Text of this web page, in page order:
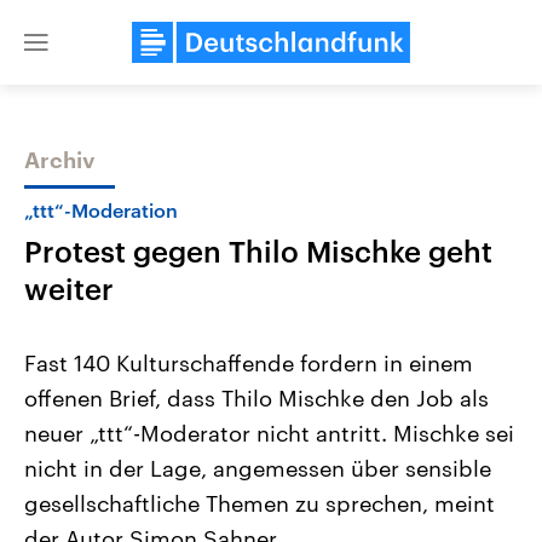
Close
Themen
Landtagswahl Sachsen-Anhalt
2026
Alle Informationen
Sachsen-Anhalt wählt am 6.
September 2026 einen neuen
Landtag. Seit 2021 wird das
Bundesland von einer Koalition aus
USA
Aktuelle Beiträge,
Hintergründe
Wirtschaftlich und
gehören die Vereinigten
den mächtigsten Ländern
Archiv
„ttt“-Moderation
Protest gegen Thilo Mischke geht
weiter
Fast 140 Kulturschaffende fordern in einem
offenen Brief, dass Thilo Mischke den Job als
neuer „ttt“-Moderator nicht antritt. Mischke sei
nicht in der Lage, angemessen über sensible
gesellschaftliche Themen zu sprechen, meint